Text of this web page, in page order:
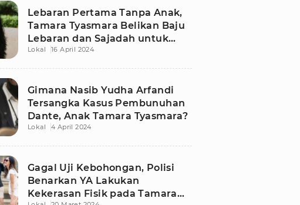
Lebaran Pertama Tanpa Anak,
Tamara Tyasmara Belikan Baju
Lebaran dan Sajadah untuk
Dante
Lokal 16 April 2024
Gimana Nasib Yudha Arfandi
Tersangka Kasus Pembunuhan
Dante, Anak Tamara Tyasmara?
Lokal 4 April 2024
Gagal Uji Kebohongan, Polisi
Benarkan YA Lakukan
Kekerasan Fisik pada Tamara